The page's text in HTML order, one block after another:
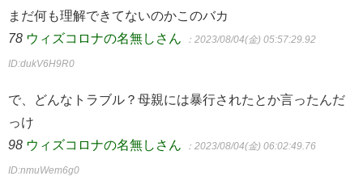
まだ何も理解できてないのかこのバカ
78 ウィズコロナの名無しさん ：2023/08/04(金) 05:57:29.92
ID:dukV6H9R0
で、どんなトラブル？母親には暴行されたとか言ったんだ
っけ
98 ウィズコロナの名無しさん ：2023/08/04(金) 06:02:49.76
ID:nmuWem6g0